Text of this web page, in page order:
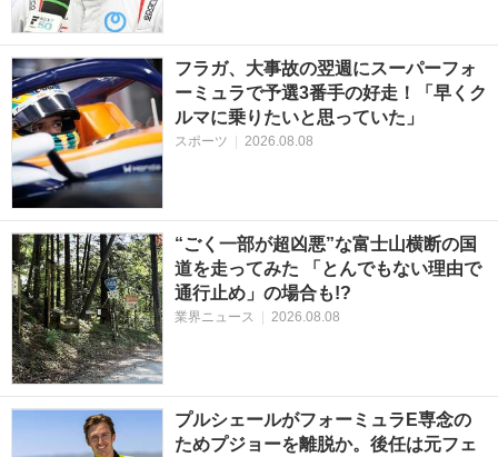
フラガ、大事故の翌週にスーパーフォ
ーミュラで予選3番手の好走！「早くク
ルマに乗りたいと思っていた」
スポーツ 2026.08.08
“ごく一部が超凶悪”な富士山横断の国
道を走ってみた 「とんでもない理由で
通行止め」の場合も!?
業界ニュース 2026.08.08
プルシェールがフォーミュラE専念の
ためプジョーを離脱か。後任は元フェ